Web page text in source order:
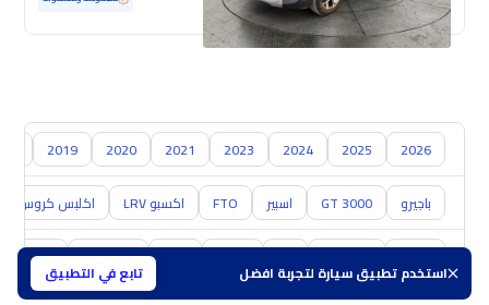
استخدم تطبيق سيارة لتجربة افضل تابع في التطبيق
2026
2025
2024
2023
2021
2020
2019
باجيرو GT 3000 اسبير FTO اكسبو LRV اكلبس كروس
سوزوكي هافال